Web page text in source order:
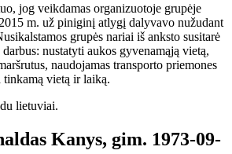
jog veikdamas organizuotoje grupėje
m. už piniginį atlygį dalyvavo nužudant
grupės nariai iš anksto susitarė
nustatyti aukos gyvenamąją vietą,
naudojamas transporto priemones
vietą ir laiką.
lietuviai.
Kanys, gim. 1973-09-